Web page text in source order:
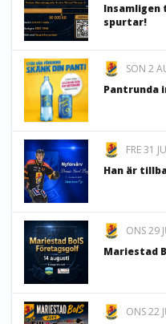
spurtar!
SÖN 2
Pantrunda
FRE 31
Han är
ONS 29
Mariestad
ONS 22